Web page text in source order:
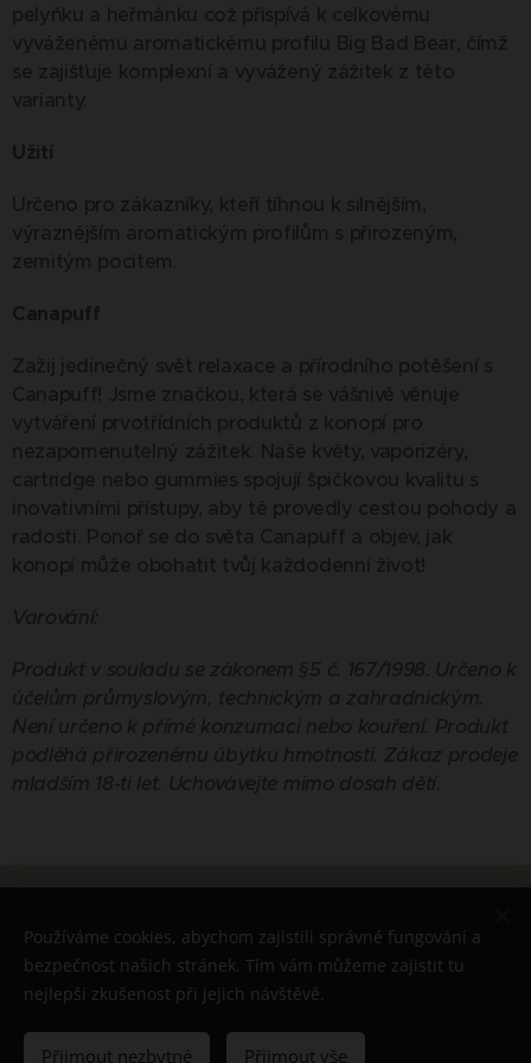
Do košíku
pelyňku a heřmánku což přispívá k celkovému
vyváženému aromatickému profilu Big Bad Bear, čímž
se zajišťuje komplexní a vyvážený zážitek z této
varianty.
Užití
Určeno pro zákazníky, kteří tíhnou k silnějším,
výraznějším aromatickým profilům s přirozeným,
zemitým pocitem.
Canapuff
Zažij jedinečný svět relaxace a přírodního potěšení s
Canapuff! Jsme značkou, která se vášnivě věnuje
vytváření prvotřídních produktů z konopí pro
nezapomenutelný zážitek. Naše květy, vaporizéry,
cartridge nebo gummies spojují špičkovou kvalitu s
inovativními přístupy, aby tě provedly cestou pohody a
radosti. Ponoř se do světa Canapuff a objev, jak
konopí může obohatit tvůj každodenní život!
Varování:
Produkt v souladu se zákonem §5 č. 167/1998. Určeno k
účelům průmyslovým, technickým a zahradnickým.
Není určeno k přímé konzumaci nebo kouření. Produkt
podléhá přirozenému úbytku hmotnosti. Zákaz prodeje
mladším 18-ti let. Uchovávejte mimo dosah dětí.
Cookies
Používáme cookies, abychom zajistili správné fungování a
bezpečnost našich stránek. Tím vám můžeme zajistit tu
nejlepší zkušenost při jejich návštěvě.
Přijmout nezbytné Přijmout vše